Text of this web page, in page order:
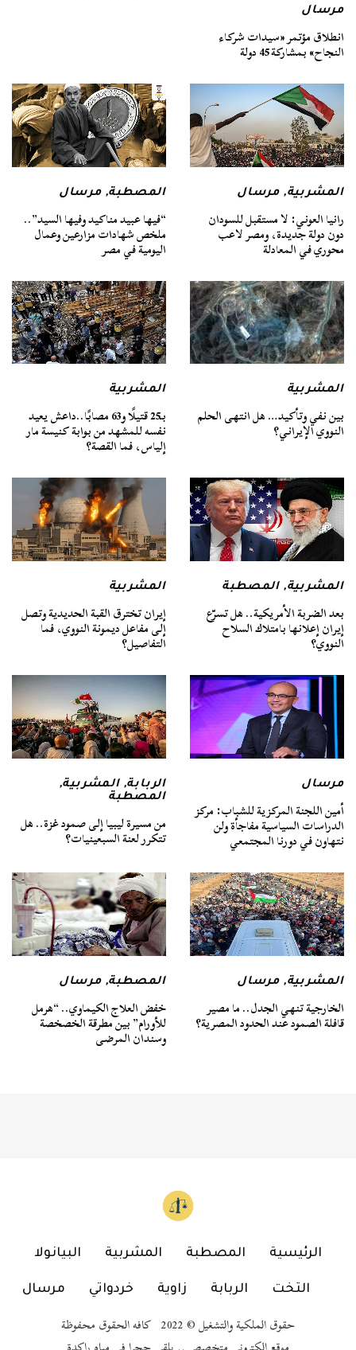
مرسال
انطلاق مؤتمر «سيدات شركاء
النجاح» بمشاركة 45 دولة
المشربية,مرسال
رانيا العوني: لا مستقبل للسودان
دون دولة جديدة، ومصر لاعب
محوري في المعادلة
المصطبة,مرسال
“فيها عبيد مناكيد وفيها السيد”..
ملخص شهادات مزارعين وعمال
اليومية في مصر
المشربية
بين نفي وتأكيد… هل انتهى الحلم
النووي الإيراني؟
المشربية
بـ25 قتيلًا و63 مصابًا..داعش يعيد
نفسه للمشهد من بوابة كنيسة مار
إلياس، فما القصة؟
المشربية,المصطبة
بعد الضربة الأمريكية.. هل تسرّع
إيران إعلانها بامتلاك السلاح
النووي؟
المشربية
إيران تخترق القبة الحديدية وتصل
إلى مفاعل ديمونة النووي، فما
التفاصيل؟
مرسال
أمين اللجنة المركزية للشباب: مركز
الدراسات السياسية مفاجأة ولن
نتهاون في دورنا المجتمعي
الربابة,المشربية,
المصطبة
من مسيرة ليبيا إلى صمود غزة.. هل
تتكرر لعنة السبعينيات؟
المشربية,مرسال
الخارجية تنهي الجدل.. ما مصير
قافلة الصمود عند الحدود المصرية؟
المصطبة,مرسال
خفض العلاج الكيماوي.. “هرمل
للأورام” بين مطرقة الخصخصة
وسندان المرضى
الرئيسية المصطبة المشربية البيانولا
التخت الربابة زاوية خردواتي مرسال
حقوق الملكية والتشغيل © 2022 كافه الحقوق محفوظة